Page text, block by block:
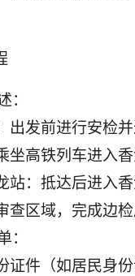
：
出发前进行安检
坐高铁列车进入
站：抵达后进入
查区域，完成边
：
证件（如居民身